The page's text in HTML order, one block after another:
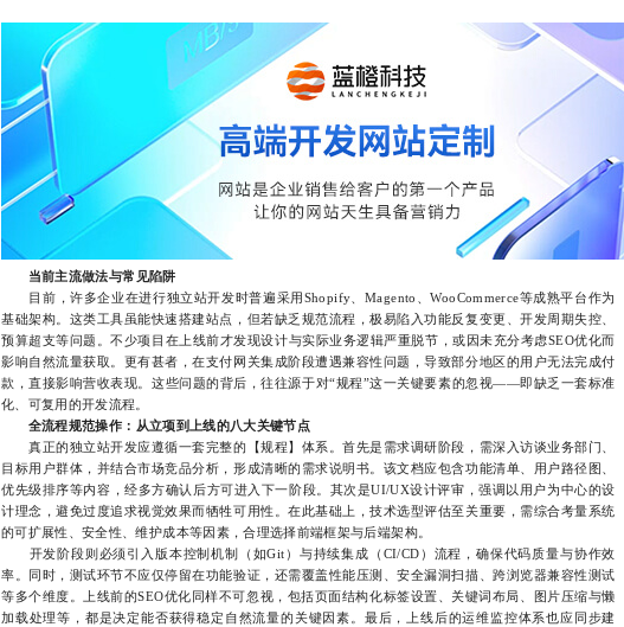
当前主流做法与常见陷阱
目前，许多企业在进行独立站开发时普遍采用Shopify、Magento、WooCommerce等成熟平台作为
基础架构。这类工具虽能快速搭建站点，但若缺乏规范流程，极易陷入功能反复变更、开发周期失控、
预算超支等问题。不少项目在上线前才发现设计与实际业务逻辑严重脱节，或因未充分考虑SEO优化而
影响自然流量获取。更有甚者，在支付网关集成阶段遭遇兼容性问题，导致部分地区的用户无法完成付
款，直接影响营收表现。这些问题的背后，往往源于对“规程”这一关键要素的忽视——即缺乏一套标准
化、可复用的开发流程。
全流程规范操作：从立项到上线的八大关键节点
真正的独立站开发应遵循一套完整的【规程】体系。首先是需求调研阶段，需深入访谈业务部门、
目标用户群体，并结合市场竞品分析，形成清晰的需求说明书。该文档应包含功能清单、用户路径图、
优先级排序等内容，经多方确认后方可进入下一阶段。其次是UI/UX设计评审，强调以用户为中心的设
计理念，避免过度追求视觉效果而牺牲可用性。在此基础上，技术选型评估至关重要，需综合考量系统
的可扩展性、安全性、维护成本等因素，合理选择前端框架与后端架构。
开发阶段则必须引入版本控制机制（如Git）与持续集成（CI/CD）流程，确保代码质量与协作效
率。同时，测试环节不应仅停留在功能验证，还需覆盖性能压测、安全漏洞扫描、跨浏览器兼容性测试
等多个维度。上线前的SEO优化同样不可忽视，包括页面结构化标签设置、关键词布局、图片压缩与懒
加载处理等，都是决定能否获得稳定自然流量的关键因素。最后，上线后的运维监控体系也应同步建